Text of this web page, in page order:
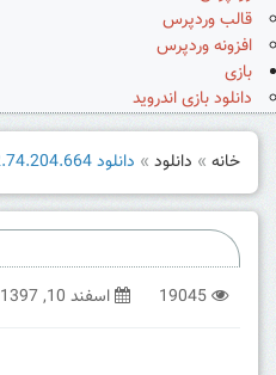
قالب وردپرس
افزونه وردپرس
بازی
دانلود بازی اندروید
خانه » دانلود » دانلود Zemana AntiLogger 2.74.204.664 ابزار ضد جاسوسی ویندوز
19045 اسفند 10, 1397